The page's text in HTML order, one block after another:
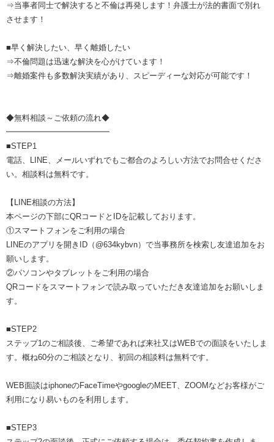
⇒当事者同士で解決すると不倫は再発します！弁護士が法的書面で別れ
させます！
■早く解決したい、早く離婚したい
⇒不倫問題は迅速な解決を心がけています！
⇒離婚案件も多数解決実績があり、スピーディーな対応が可能です！
◆無料相談～ご依頼の流れ◆
━━━━━━━━━━━━━
■STEP1
電話、LINE、メールいずれでもご都合のよろしい方法でお問合せくださ
い。相談料は無料です。
【LINE相談の方法】
本ページの下部にQRコードとIDを記載しております。
①スマートフォンをご利用の場合
LINEのアプリを開きID（@634kybvn）で当事務所を検索し友達追加をお
願いします。
②パソコンやタブレットをご利用の場合
QRコードをスマートフォンで読み取っていただき友達追加をお願いしま
す。
■STEP2
ステップ1のご相談後、ご希望であれば来社又はWEBでの面談をいたしま
す。概ね60分のご相談となり、初回の相談料は無料です。
WEB面談はiphoneのFaceTimeやgoogleのMEET、ZOOMなどお客様がご
利用になり易いものを利用します。
■STEP3